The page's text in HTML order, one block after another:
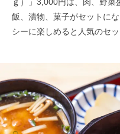
飯、漬物、菓子がセットに
シーに楽しめると人気のセッ